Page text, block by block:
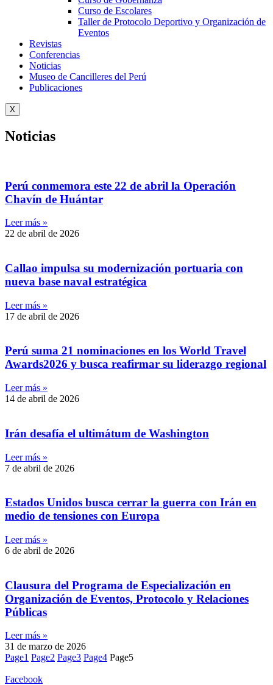
Curso de Escolares
Taller de Protocolo Deportivo y Organización de
Eventos
Revistas
Conferencias
Noticias
Museo de Cancilleres del Perú
Publicaciones
X
Noticias
Perú conmemora este 22 de abril la Operación
Chavín de Huántar
Leer más »
22 de abril de 2026
Callao impulsa su modernización portuaria con
nueva base naval estratégica
Leer más »
17 de abril de 2026
Perú suma 21 nominaciones en los World Travel
Awards2026 y busca reafirmar su liderazgo regional
Leer más »
14 de abril de 2026
Irán desafía el ultimátum de Washington
Leer más »
7 de abril de 2026
Estados Unidos busca cerrar la guerra con Irán en
medio de tensiones con Europa
Leer más »
6 de abril de 2026
Clausura del Programa de Especialización en
Organización de Eventos, Protocolo y Relaciones
Públicas
Leer más »
31 de marzo de 2026
Page1 Page2 Page3 Page4 Page5
Facebook